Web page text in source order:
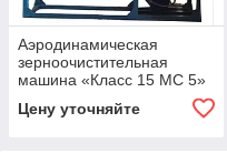
Аэродинамическая
зерноочистительная
машина «Класс 15 МС 5»
Цену уточняйте